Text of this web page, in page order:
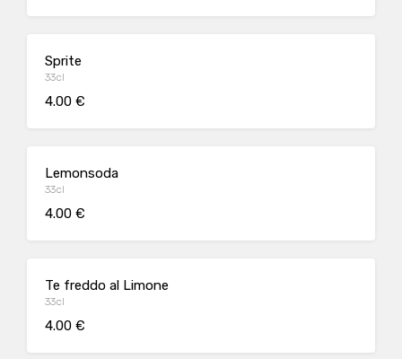
Sprite
33cl
4.00 €
Lemonsoda
33cl
4.00 €
Te freddo al Limone
33cl
4.00 €